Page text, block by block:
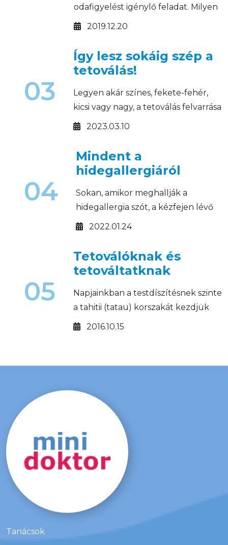
odafigyelést igénylő feladat. Milyen
sebkezelő készítményeket
időszakban?
2019.12.20
03
Így lesz sokáig szép a
tetoválás!
Legyen akár színes, fekete-fehér,
kicsi vagy nagy, a tetoválás felvarrása
után fontos a megfelelő utókezelés!
2023.03.10
04
Mindent a
hidegallergiáról
Sokan, amikor meghallják a
hidegallergia szót, a kézfejen lévő
száraz, kirepedezett bőr jut
egy jóval veszélyesebb és
kellemetlenebb tünetegyüttes,
seperni.
2022.01.24
05
Tetoválóknak és
tetováltatknak
Napjainkban a testdíszítésnek szinte
a tahitii (tatau) korszakát kezdjük
megélni, a tetoválás nagy divatja
festékek további sorsát. Az irharéteg
cinóber, a higany-klorid: piros, a
kadmium-szulfid: sárga, a kék tus:
fekete) biztosan idegen anyagként
viselkednek az adott helyen.
2016.10.15
Tanácsok